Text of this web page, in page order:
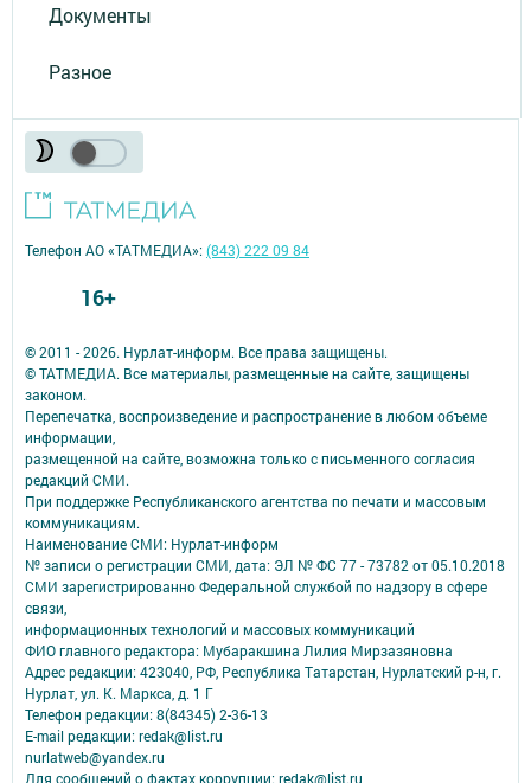
Документы
Разное
© 2011 - 2026. Нурлат-⁠информ. Все права защищены.
© ТАТМЕДИА. Все материалы, размещенные на сайте, защищены
законом.
Перепечатка, воспроизведение и распространение в любом объеме
информации,
размещенной на сайте, возможна только с письменного согласия
редакций СМИ.
При поддержке Республиканского агентства по печати и массовым
коммуникациям.
Наименование СМИ: Нурлат-⁠информ
№ записи о регистрации СМИ, дата: ЭЛ № ФС 77 -⁠ 73782 от 05.10.2018
СМИ зарегистрированно Федеральной службой по надзору в сфере
связи,
информационных технологий и массовых коммуникаций
ФИО главного редактора: Мубаракшина Лилия Мирзазяновна
Адрес редакции: 423040, РФ, Республика Татарстан, Нурлатский р-н, г.
Нурлат, ул. К. Маркса, д. 1 Г
Телефон редакции: 8(84345) 2-36-13
E-mail редакции: redak@list.ru
nurlatweb@yandex.ru
Для сообщений о фактах коррупции: redak@list.ru ,
Телефон АО «ТАТМЕДИА»:(843) 222 09 84
16+